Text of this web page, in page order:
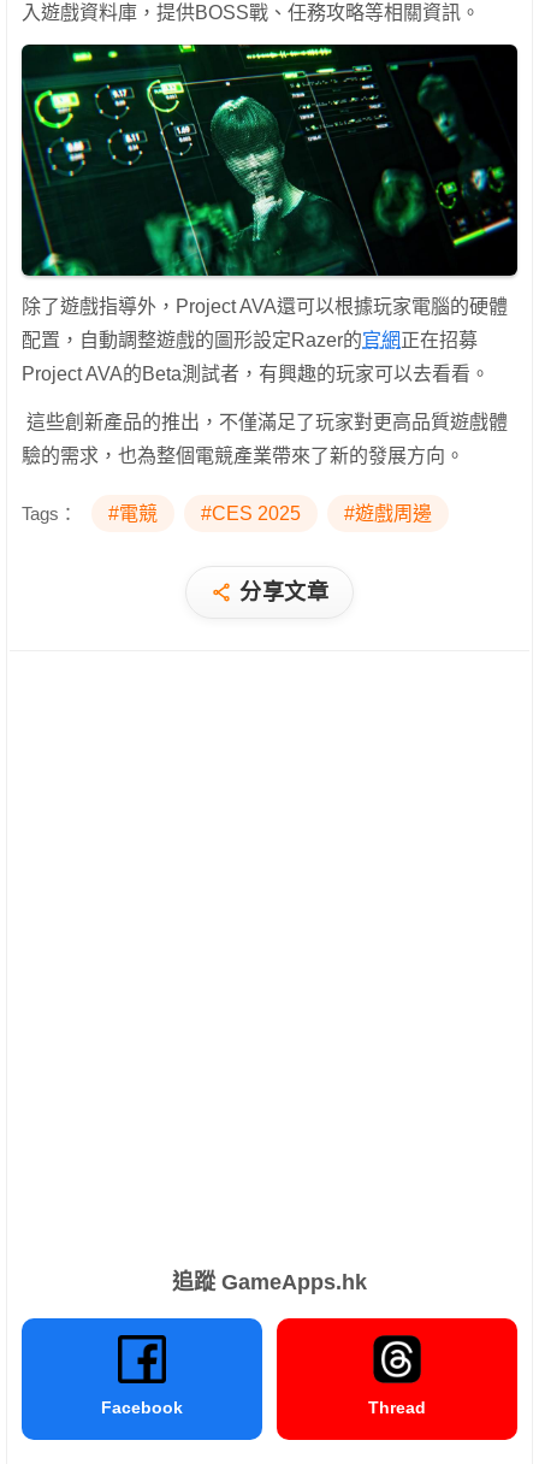
入遊戲資料庫，提供BOSS戰、任務攻略等相關資訊。
除了遊戲指導外，Project AVA還可以根據玩家電腦的硬體
配置，自動調整遊戲的圖形設定Razer的官網正在招募
Project AVA的Beta測試者，有興趣的玩家可以去看看。
這些創新產品的推出，不僅滿足了玩家對更高品質遊戲體
驗的需求，也為整個電競產業帶來了新的發展方向。
Tags： #電競 #CES 2025 #遊戲周邊
分享文章
追蹤 GameApps.hk
Facebook Thread